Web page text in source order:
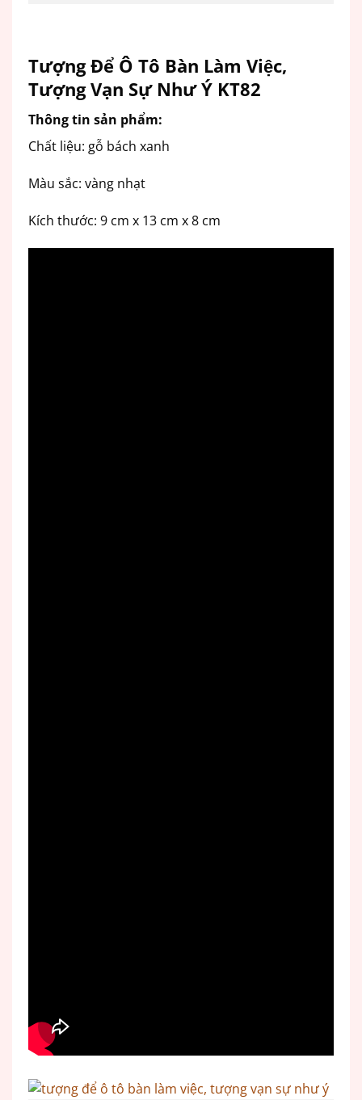
Tượng Để Ô Tô Bàn Làm Việc,
Tượng Vạn Sự Như Ý KT82
Thông tin sản phẩm:
Chất liệu: gỗ bách xanh
Màu sắc: vàng nhạt
Kích thước: 9 cm x 13 cm x 8 cm